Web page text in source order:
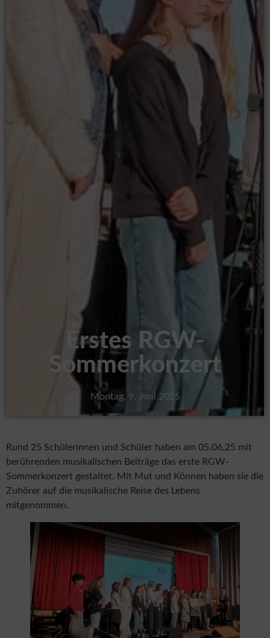
Erstes RGW-
Sommerkonzert
Montag, 9. Juni 2025
Rund 25 Schülerinnen und Schüler haben am 05.06.25 mit
berührenden musikalischen Beiträge das erste RGW-
Sommerkonzert gestaltet. Mit Mut und Können haben sie die
Zuhörer auf die musikalische Reise des Lebens
mitgenommen.